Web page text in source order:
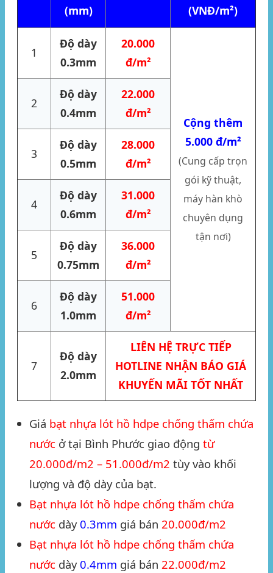
(mm)
(VNĐ/m²)
1
Độ dày
0.3mm
20.000
đ/m²
Cộng thêm
5.000 đ/m²
(Cung cấp trọn
gói kỹ thuật,
máy hàn khò
chuyên dụng
tận nơi)
2
Độ dày
0.4mm
22.000
đ/m²
3
Độ dày
0.5mm
28.000
đ/m²
4
Độ dày
0.6mm
31.000
đ/m²
5
Độ dày
0.75mm
36.000
đ/m²
6
Độ dày
1.0mm
51.000
đ/m²
7
Độ dày
2.0mm
LIÊN HỆ TRỰC TIẾP
HOTLINE NHẬN BÁO GIÁ
KHUYẾN MÃI TỐT NHẤT
Giá bạt nhựa lót hồ hdpe chống thấm chứa
nước ở tại Bình Phước giao động từ
20.000đ/m2 – 51.000đ/m2 tùy vào khối
lượng và độ dày của bạt.
Bạt nhựa lót hồ hdpe chống thấm chứa
nước dày 0.3mm giá bán 20.000đ/m2
Bạt nhựa lót hồ hdpe chống thấm chứa
nước dày 0.4mm giá bán 22.000đ/m2